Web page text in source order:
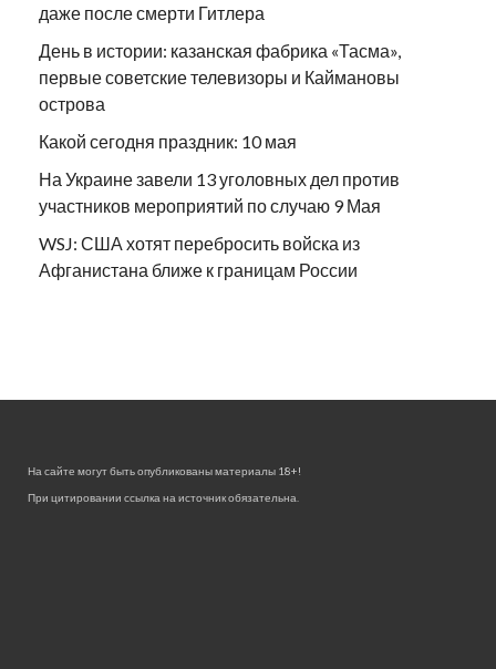
даже после смерти Гитлера
День в истории: казанская фабрика «Тасма»,
первые советские телевизоры и Каймановы
острова
Какой сегодня праздник: 10 мая
На Украине завели 13 уголовных дел против
участников мероприятий по случаю 9 Мая
WSJ: США хотят перебросить войска из
Афганистана ближе к границам России
На сайте могут быть опубликованы материалы 18+!
При цитировании ссылка на источник обязательна.